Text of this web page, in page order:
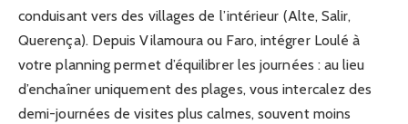
conduisant vers des villages de l’intérieur (Alte, Salir,
Querença). Depuis Vilamoura ou Faro, intégrer Loulé à
votre planning permet d’équilibrer les journées : au lieu
d’enchaîner uniquement des plages, vous intercalez des
demi-journées de visites plus calmes, souvent moins